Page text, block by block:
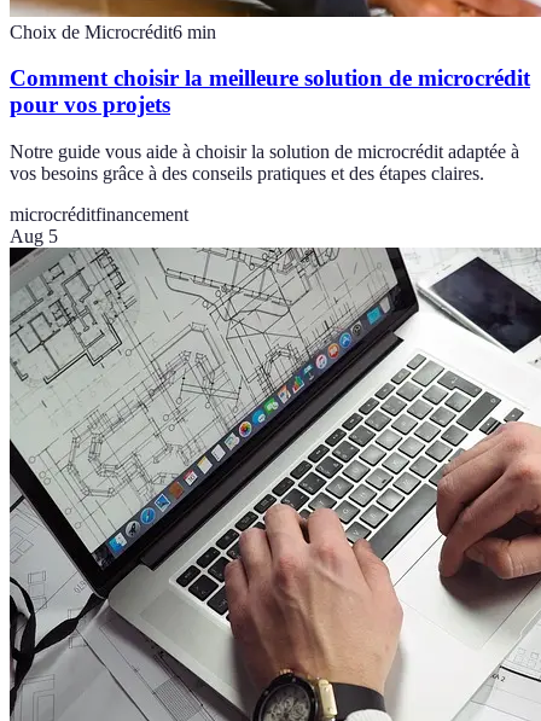
Choix de Microcrédit6 min
Comment choisir la meilleure solution de microcrédit
pour vos projets
Notre guide vous aide à choisir la solution de microcrédit adaptée à
vos besoins grâce à des conseils pratiques et des étapes claires.
microcréditfinancement
Aug 5